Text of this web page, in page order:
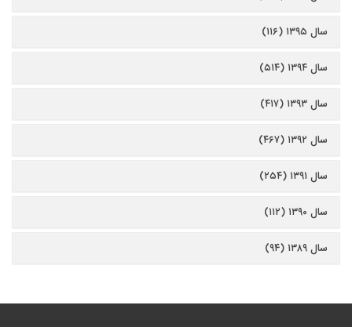
سال ۱۳۹۵ (۱۱۶)
سال ۱۳۹۴ (۵۱۴)
سال ۱۳۹۳ (۴۱۷)
سال ۱۳۹۲ (۴۶۷)
سال ۱۳۹۱ (۲۵۴)
سال ۱۳۹۰ (۱۱۲)
سال ۱۳۸۹ (۹۴)